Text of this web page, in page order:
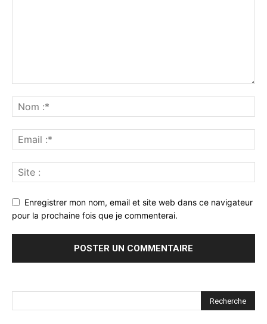
Enregistrer mon nom, email et site web dans ce navigateur
pour la prochaine fois que je commenterai.